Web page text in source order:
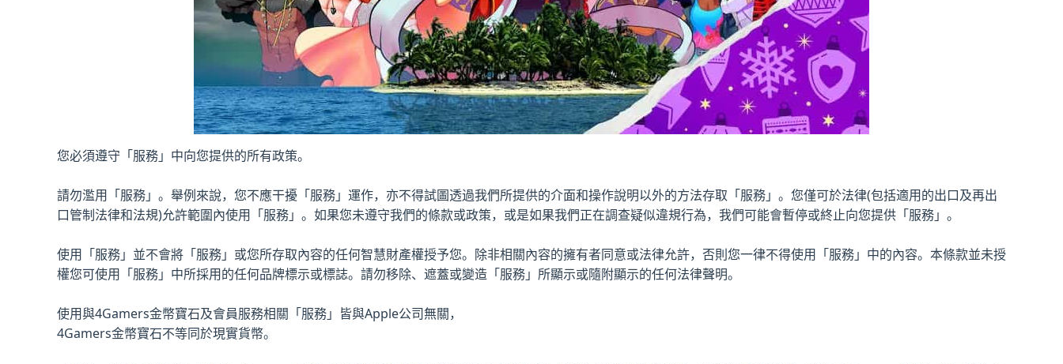
您必須遵守「服務」中向您提供的所有政策。
請勿濫用「服務」。舉例來說，您不應干擾「服務」運作，亦不得試圖透過我們所提供的介面和操作說明以外的方法存取「服務」。您僅可於法律(包括適用的出口及再出
口管制法律和法規)允許範圍內使用「服務」。如果您未遵守我們的條款或政策，或是如果我們正在調查疑似違規行為，我們可能會暫停或終止向您提供「服務」。
使用「服務」並不會將「服務」或您所存取內容的任何智慧財產權授予您。除非相關內容的擁有者同意或法律允許，否則您一律不得使用「服務」中的內容。本條款並未授
權您可使用「服務」中所採用的任何品牌標示或標誌。請勿移除、遮蓋或變造「服務」所顯示或隨附顯示的任何法律聲明。
使用與4Gamers金幣寶石及會員服務相關「服務」皆與Apple公司無關，
4Gamers金幣寶石不等同於現實貨幣。